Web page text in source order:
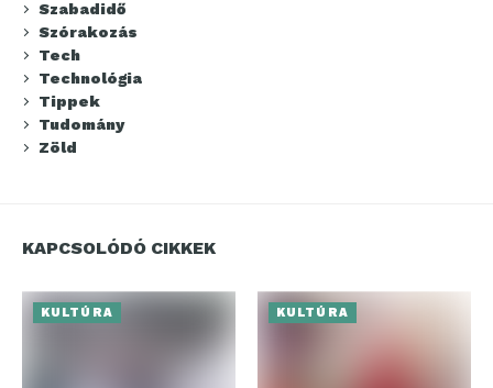
Szabadidő
Szórakozás
Tech
Technológia
Tippek
Tudomány
Zöld
KAPCSOLÓDÓ CIKKEK
KULTÚRA KULTÚRA